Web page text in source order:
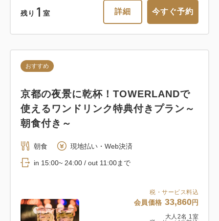
大人2 名1
税・サービス料込
合計 30,900
京都旅～朝食付き～
現地払い・Web決済
今すぐ予約
残り 1 室 詳細 今すぐ予約
税・サービス料込
会員価格 33,860円
大人 2名 1室
おすすめ
京都の夜景に乾杯！TOWERLANDで
使えるワンドリンク特典付きプラン～
朝食付き～
朝食 現地払い・Web決済
in 15:00~ 24:00 / out 11:00まで